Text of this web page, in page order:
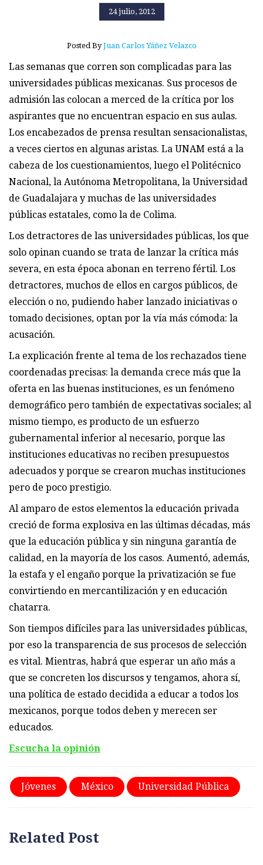
24 julio, 2012
Posted ByJuan Carlos Yáñez Velazco
Las semanas que corren son complicadas para las
universidades públicas mexicanas. Sus procesos de
admisión las colocan a merced de la crítica por los
aspirantes que no encuentran espacio en sus aulas.
Los encabezados de prensa resultan sensacionalistas,
a veces ciertos en algunas aristas. La UNAM está a la
cabeza de los cuestionamientos, luego el Politécnico
Nacional, la Autónoma Metropolitana, la Universidad
de Guadalajara y muchas de las universidades
públicas estatales, como la de Colima.
Los detractores de las universidades públicas, los que
solo opinan cuando se trata de lanzar la crítica más
severa, en esta época abonan en terreno fértil. Los
detractores, muchos de ellos en cargos públicos, de
elección o no, pudiendo haber lanzado iniciativas o
tomado decisiones, optan por la vía más cómoda: la
acusación.
La explicación frente al tema de los rechazados tiene
coordenadas precisas: la demanda crece más que la
oferta en las buenas instituciones, es un fenómeno
demográfico pero también de expectativas sociales; al
mismo tiempo, es producto de un esfuerzo
gubernamental inferior al necesario, porque las
instituciones educativas no reciben presupuestos
adecuados y porque se crearon muchas instituciones
pero de poco prestigio.
Al amparo de estos elementos la educación privada
creció de forma explosiva en las últimas décadas, más
que la educación pública y sin ninguna garantía de
calidad, en la mayoría de los casos. Aumentó, además,
la estafa y el engaño porque la privatización se fue
convirtiendo en mercantilización y en educación
chatarra.
Son tiempos difíciles para las universidades públicas,
por eso la transparencia de sus procesos de selección
es vital. Mientras, habrá que esperar un año más a
que se concreten los discursos y tengamos, ahora sí,
una política de estado decidida a educar a todos los
mexicanos, porque todos deben y merecen ser
educados.
Escucha la opinión
Jóvenes México Universidad Pública
Related Post